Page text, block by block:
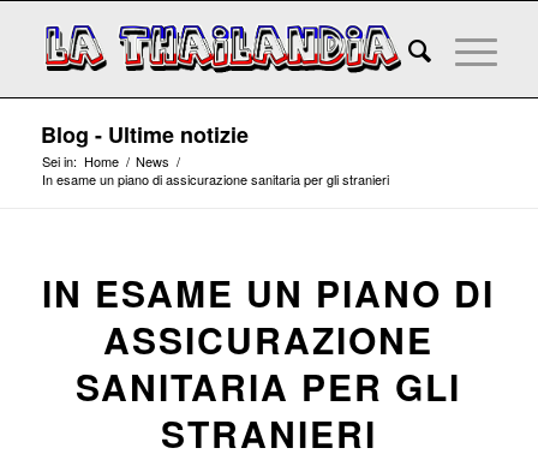
Blog - Ultime notizie
Sei in: Home / News /
In esame un piano di assicurazione sanitaria per gli stranieri
IN ESAME UN PIANO DI
ASSICURAZIONE
SANITARIA PER GLI
STRANIERI